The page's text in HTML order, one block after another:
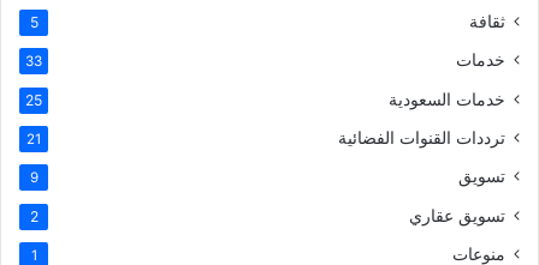
ثقافة 5
خدمات 33
خدمات السعودية 25
ترددات القنوات الفضائية 21
تسويق 9
تسويق عقاري 2
منوعات 1